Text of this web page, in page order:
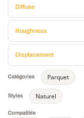
Diffuse
Roughness
Displacement
Catégories Parquet
Styles Naturel
Compatible